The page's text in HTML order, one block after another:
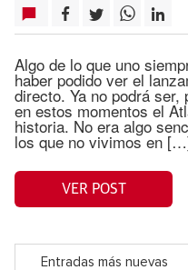
Algo de lo que uno
haber podido ver el
directo. Ya no podrá
en estos momentos el
historia. No era algo
los que no vivimos en
VER POST
Entradas más nuevas